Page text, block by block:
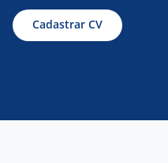
Cadastrar CV